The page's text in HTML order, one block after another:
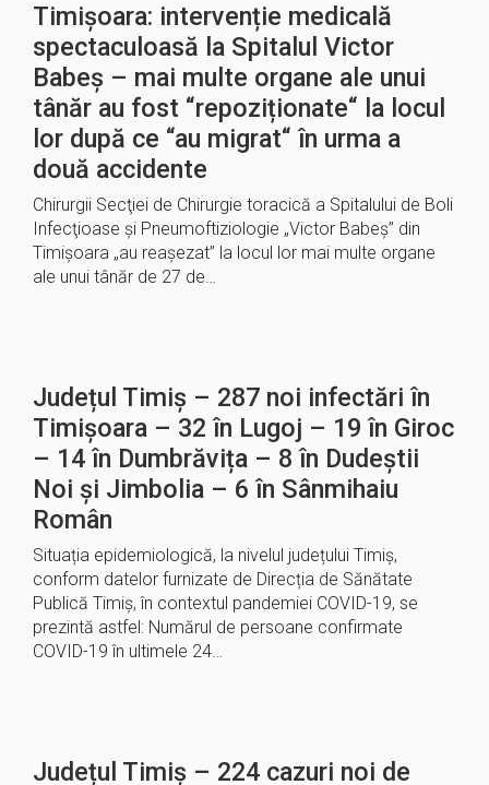
Timișoara: intervenție medicală
spectaculoasă la Spitalul Victor
Babeș – mai multe organe ale unui
tânăr au fost “repoziționate“ la locul
lor după ce “au migrat“ în urma a
două accidente
Chirurgii Secţiei de Chirurgie toracică a Spitalului de Boli
Infecţioase şi Pneumoftiziologie „Victor Babeş” din
Timişoara „au reaşezat” la locul lor mai multe organe
ale unui tânăr de 27 de…
Județul Timiș – 287 noi infectări în
Timișoara – 32 în Lugoj – 19 în Giroc
– 14 în Dumbrăvița – 8 în Dudeștii
Noi și Jimbolia – 6 în Sânmihaiu
Român
Situația epidemiologică, la nivelul județului Timiș,
conform datelor furnizate de Direcția de Sănătate
Publică Timiș, în contextul pandemiei COVID-19, se
prezintă astfel: Numărul de persoane confirmate
COVID-19 în ultimele 24…
Județul Timiș – 224 cazuri noi de